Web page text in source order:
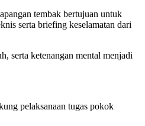
tembak bertujuan untuk
serta briefing keselamatan dari
serta ketenangan mental menjadi
pelaksanaan tugas pokok